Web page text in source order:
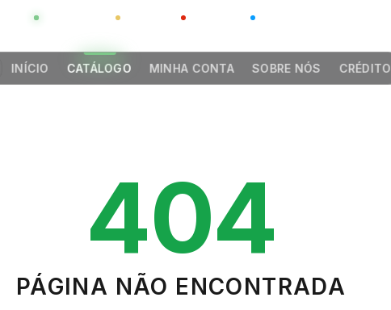
CHINA
INÍCIO CATÁLOGO MINHA CONTA SOBRE NÓS CRÉDITO
404
PÁGINA NÃO ENCONTRADA